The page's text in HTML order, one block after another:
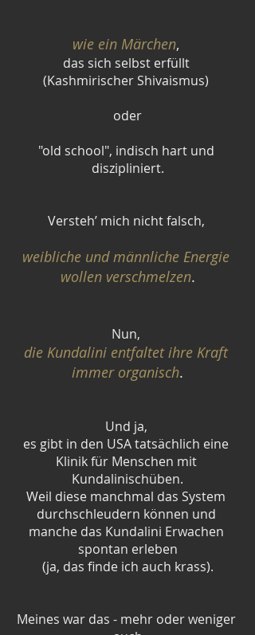
wie ein Märchen,
das sich selbst erfüllt
(Kashmirischer Shivaismus)
oder
"old school", indisch hart und
diszipliniert.
Versteh’ mich nicht falsch,
weibliche und männliche Energie
wollen verschmelzen.
Nun,
die Kundalini entfaltet ihre Kraft
immer organisch.
Und ja,
es gibt in den USA tatsächlich eine
Klinik für Menschen mit
Kundalinischüben.
Weil diese manchmal das System
durchschleudern können und
manche das Kundalini Erwachen
spontan erleben
(ja, das finde ich auch krass).
Meines war das - mehr oder weniger